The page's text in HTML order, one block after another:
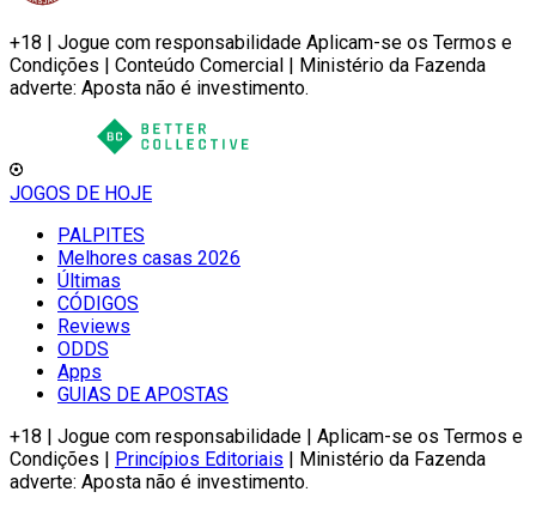
+18 | Jogue com responsabilidade Aplicam-se os Termos e
Condições | Conteúdo Comercial | Ministério da Fazenda
adverte: Aposta não é investimento.
JOGOS DE HOJE
PALPITES
Melhores casas 2026
Últimas
CÓDIGOS
Reviews
ODDS
Apps
GUIAS DE APOSTAS
+18 | Jogue com responsabilidade | Aplicam-se os Termos e
Condições | Princípios Editoriais | Ministério da Fazenda
adverte: Aposta não é investimento.